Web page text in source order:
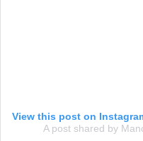
View this post on
A post shared by